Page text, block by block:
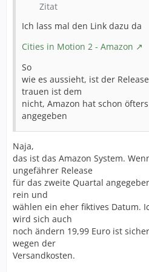
Zitat
Ich lass mal den Link dazu da
Cities in Motion 2 - Amazon
So
wie es aussieht, ist der
trauen ist dem
nicht, Amazon hat schon
angegeben
Naja,
das ist das Amazon System.
ungefährer Release
für das zweite Quartal
rein und
wählen ein eher fiktives Datum.
wird sich auch
noch ändern 19,99 Euro ist
wegen der
Versandkosten.